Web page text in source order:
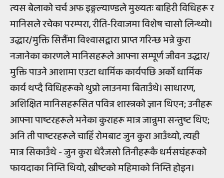
त्यस बेलाको चर्च अफ इङ्गल्याण्डले मुख्यतः बाहिरी विधिहरू र
मानिसले रचेका परम्परा, रीति-रिवाजमा विशेष चासो लिन्थ्यो।
उद्धार/मुक्ति सित्तैंमा विश्वासद्वारा प्राप्त गरिन्छ भन्ने कुरा
नजानेका कारणले मानिसहरूले आफ्ना सम्पूर्ण जीवन उद्धार/
मुक्ति पाउने आशामा एउटा धार्मिक कार्यपछि अर्को धार्मिक
कार्य थप्दै विधिहरूको थुप्रो लाउनमा बिताउँथे। साधारण,
अशिक्षित मानिसहरूसित पवित्र शास्त्रको ज्ञान थिएन; उनीहरू
आफ्ना पाष्टरहरूले भनेका कुराहरू मात्र जान्नुमा सन्तुष्ट थिए;
अनि ती पाष्टरहरूले चाहिँ रोमबाट जुन कुरा आउँथ्यो, त्यही
मात्र सिकाउँथे - जुन कुरा धेरैजसो तिनीहरूकै धर्मसघंहरूको
फायदाका निम्ति थियो, ख्रीष्टको महिमाको निम्ति होइन।